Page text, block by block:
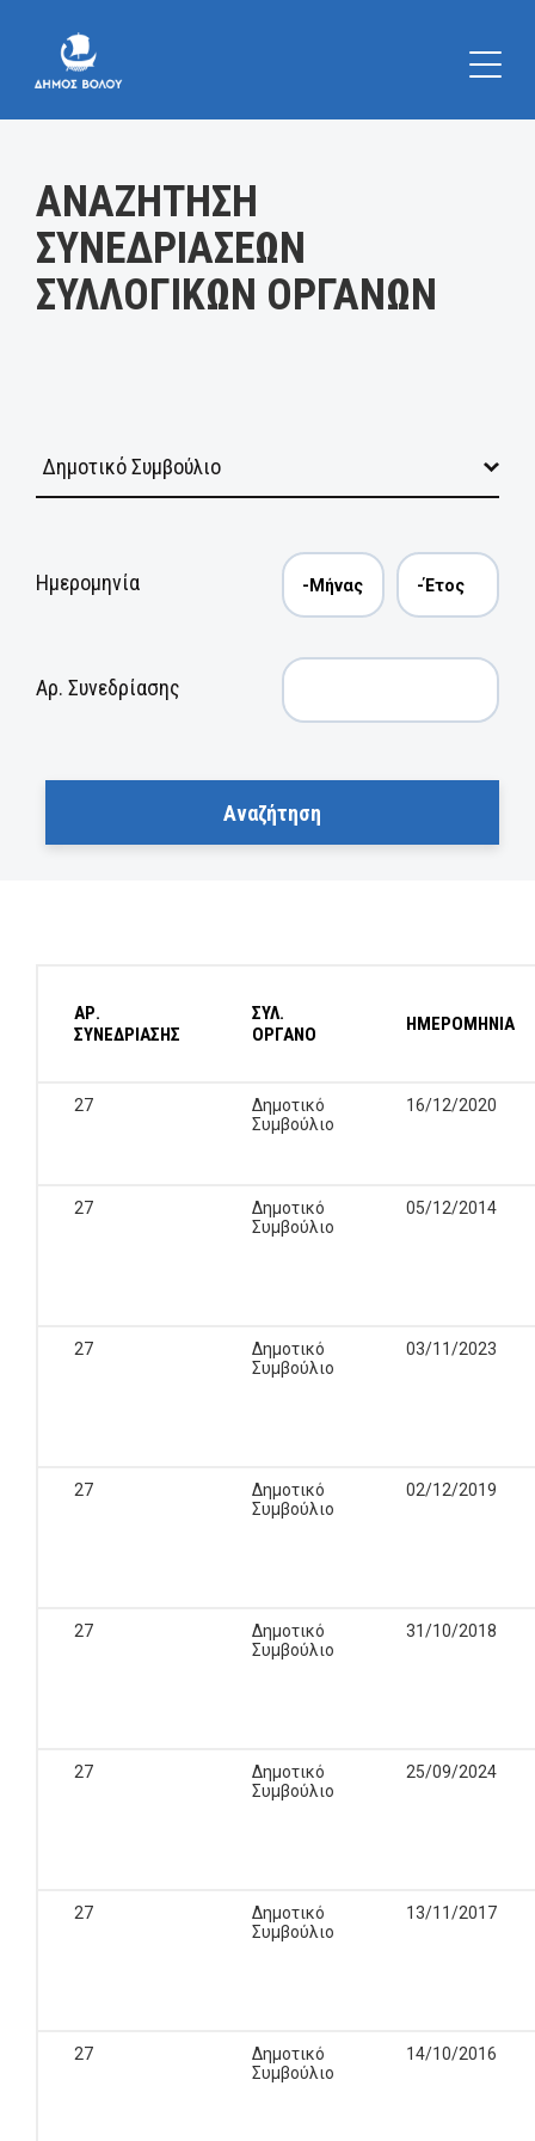
ΑΝΑΖΗΤΗΣΗ
ΣΥΝΕΔΡΙΑΣΕΩΝ
ΣΥΛΛΟΓΙΚΩΝ ΟΡΓΑΝΩΝ
Ημερομηνία
Αρ. Συνεδρίασης
ΑΡ.
ΣΥΝΕΔΡΙΑΣΗΣ
ΣΥΛ.
ΟΡΓΑΝΟ
ΗΜΕΡΟΜΗΝΙΑ
27
Δημοτικό
Συμβούλιο
16/12/2020
27
Δημοτικό
Συμβούλιο
05/12/2014
27
Δημοτικό
Συμβούλιο
03/11/2023
27
Δημοτικό
Συμβούλιο
02/12/2019
27
Δημοτικό
Συμβούλιο
31/10/2018
27
Δημοτικό
Συμβούλιο
25/09/2024
27
Δημοτικό
Συμβούλιο
13/11/2017
27
Δημοτικό
Συμβούλιο
14/10/2016